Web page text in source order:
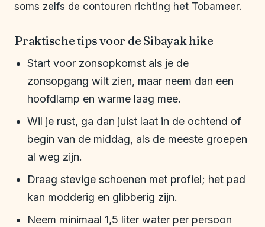
soms zelfs de contouren richting het Tobameer.
Praktische tips voor de Sibayak hike
Start voor zonsopkomst als je de
zonsopgang wilt zien, maar neem dan een
hoofdlamp en warme laag mee.
Wil je rust, ga dan juist laat in de ochtend of
begin van de middag, als de meeste groepen
al weg zijn.
Draag stevige schoenen met profiel; het pad
kan modderig en glibberig zijn.
Neem minimaal 1,5 liter water per persoon